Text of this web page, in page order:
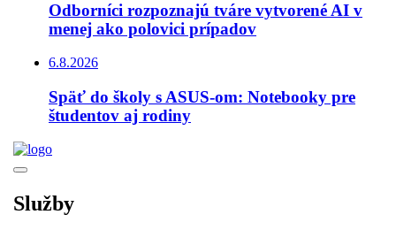
Odborníci rozpoznajú tváre vytvorené AI v
menej ako polovici prípadov
6.8.2026
Späť do školy s ASUS-om: Notebooky pre
študentov aj rodiny
Služby